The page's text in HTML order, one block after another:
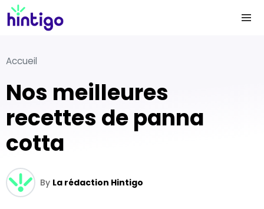
Accueil
Nos meilleures
recettes de panna
cotta
By La rédaction Hintigo